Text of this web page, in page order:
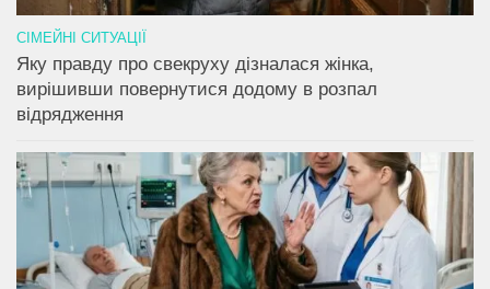
СІМЕЙНІ СИТУАЦІЇ
Яку правду про свекруху дізналася жінка,
вирішивши повернутися додому в розпал
відрядження